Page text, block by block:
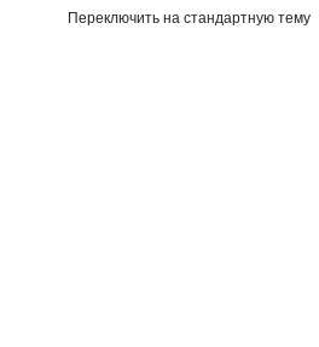
Переключить на стандартную тему